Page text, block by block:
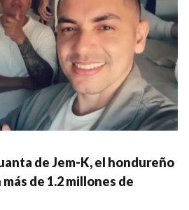
de Jem-K, el hondureño
más de 1.2 millones de